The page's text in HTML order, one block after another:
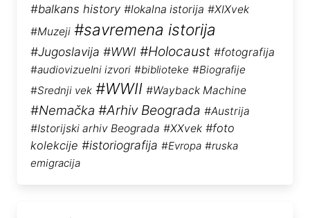
#balkans history #lokalna istorija #XIXvek
#Muzeji #savremena istorija
#Jugoslavija #WWI #Holocaust #fotografija
#audiovizuelni izvori #biblioteke #Biografije
#Srednji vek #WWII #Wayback Machine
#Nemačka #Arhiv Beograda #Austrija
#Istorijski arhiv Beograda #XXvek #foto
kolekcije #istoriografija #Evropa #ruska
emigracija